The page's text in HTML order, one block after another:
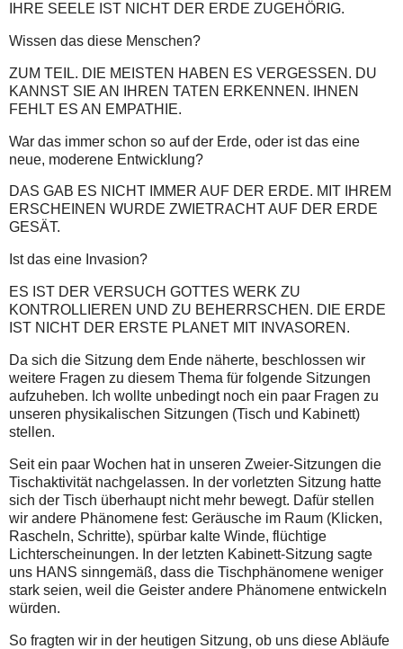
IHRE SEELE IST NICHT DER ERDE ZUGEHÖRIG.
Wissen das diese Menschen?
ZUM TEIL. DIE MEISTEN HABEN ES VERGESSEN. DU
KANNST SIE AN IHREN TATEN ERKENNEN. IHNEN
FEHLT ES AN EMPATHIE.
War das immer schon so auf der Erde, oder ist das eine
neue, moderene Entwicklung?
DAS GAB ES NICHT IMMER AUF DER ERDE. MIT IHREM
ERSCHEINEN WURDE ZWIETRACHT AUF DER ERDE
GESÄT.
Ist das eine Invasion?
ES IST DER VERSUCH GOTTES WERK ZU
KONTROLLIEREN UND ZU BEHERRSCHEN. DIE ERDE
IST NICHT DER ERSTE PLANET MIT INVASOREN.
Da sich die Sitzung dem Ende näherte, beschlossen wir
weitere Fragen zu diesem Thema für folgende Sitzungen
aufzuheben. Ich wollte unbedingt noch ein paar Fragen zu
unseren physikalischen Sitzungen (Tisch und Kabinett)
stellen.
Seit ein paar Wochen hat in unseren Zweier-Sitzungen die
Tischaktivität nachgelassen. In der vorletzten Sitzung hatte
sich der Tisch überhaupt nicht mehr bewegt. Dafür stellen
wir andere Phänomene fest: Geräusche im Raum (Klicken,
Rascheln, Schritte), spürbar kalte Winde, flüchtige
Lichterscheinungen. In der letzten Kabinett-Sitzung sagte
uns HANS sinngemäß, dass die Tischphänomene weniger
stark seien, weil die Geister andere Phänomene entwickeln
würden.
So fragten wir in der heutigen Sitzung, ob uns diese Abläufe